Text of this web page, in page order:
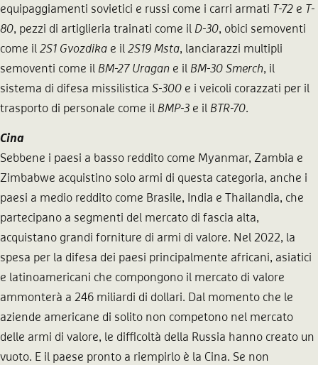
equipaggiamenti sovietici e russi come i carri armati T-72 e T-
80, pezzi di artiglieria trainati come il D-30, obici semoventi
come il 2S1 Gvozdika e il 2S19 Msta, lanciarazzi multipli
semoventi come il BM-27 Uragan e il BM-30 Smerch, il
sistema di difesa missilistica S-300 e i veicoli corazzati per il
trasporto di personale come il BMP-3 e il BTR-70.
Cina
Sebbene i paesi a basso reddito come Myanmar, Zambia e
Zimbabwe acquistino solo armi di questa categoria, anche i
paesi a medio reddito come Brasile, India e Thailandia, che
partecipano a segmenti del mercato di fascia alta,
acquistano grandi forniture di armi di valore. Nel 2022, la
spesa per la difesa dei paesi principalmente africani, asiatici
e latinoamericani che compongono il mercato di valore
ammonterà a 246 miliardi di dollari. Dal momento che le
aziende americane di solito non competono nel mercato
delle armi di valore, le difficoltà della Russia hanno creato un
vuoto. E il paese pronto a riempirlo è la Cina. Se non